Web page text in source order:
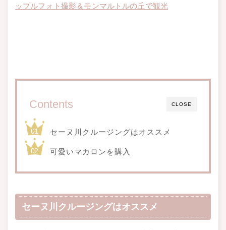
ップルフォト撮影＆モンマルトルの丘で観光
CLOSE
Contents
セーヌ川クルージングはオススメ
可愛いマカロンを購入
セーヌ川クルージングはオススメ